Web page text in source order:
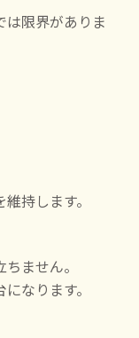
は限界がありま
持します。
ません。
なります。